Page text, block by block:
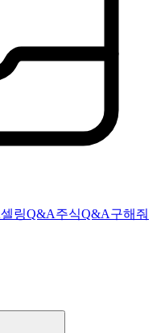
셀링Q&A주식Q&A구해줘